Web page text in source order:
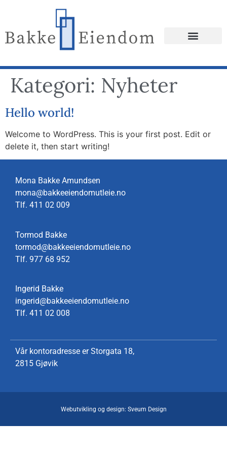
Kategori: Nyheter
Hel­lo world!
Wel­come to Word­Press. This is your first post. Edit or
dele­te it, then start writing!
Mona Bakke Amundsen
mona@bakkeeiendomutleie.no
Tlf. 411 02 009
Tormod Bakke
tormod@bakkeeiendomutleie.no
Tlf. 977 68 952
Ingerid Bakke
ingerid@bakkeeiendomutleie.no
Tlf. 411 02 008
Vår kontoradresse er Storgata 18,
2815 Gjøvik
Webutvikling og design: Sveum Design